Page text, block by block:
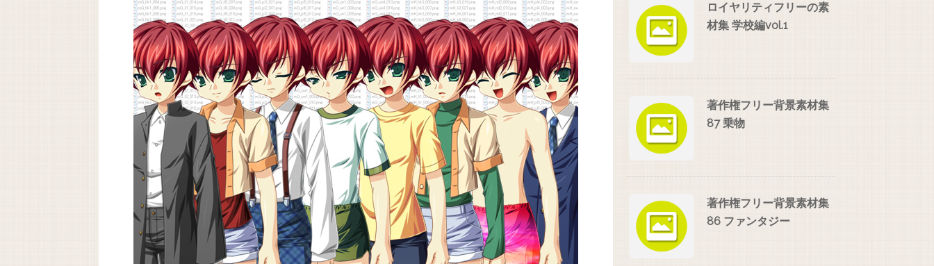
ロイヤリティフリーの素
材集 学校編vol.1
著作権フリー背景素材集
87 乗物
著作権フリー背景素材集
86 ファンタジー